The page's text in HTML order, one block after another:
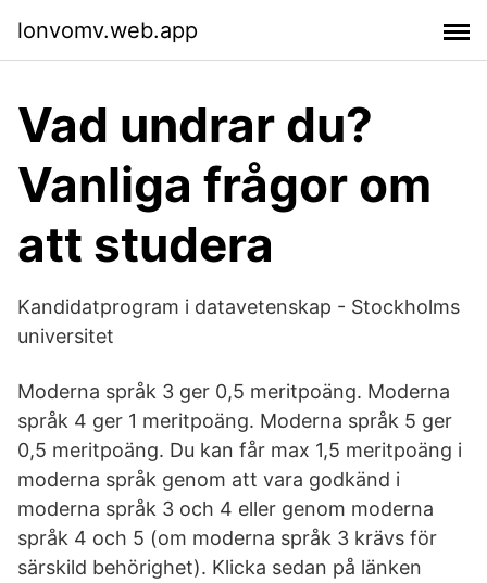
lonvomv.web.app
Vad undrar du?
Vanliga frågor om
att studera
Kandidatprogram i datavetenskap - Stockholms
universitet
Moderna språk 3 ger 0,5 meritpoäng. Moderna
språk 4 ger 1 meritpoäng. Moderna språk 5 ger
0,5 meritpoäng. Du kan får max 1,5 meritpoäng i
moderna språk genom att vara godkänd i
moderna språk 3 och 4 eller genom moderna
språk 4 och 5 (om moderna språk 3 krävs för
särskild behörighet). Klicka sedan på länken